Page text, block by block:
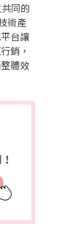
同的
術產
台讓
銷，
體效